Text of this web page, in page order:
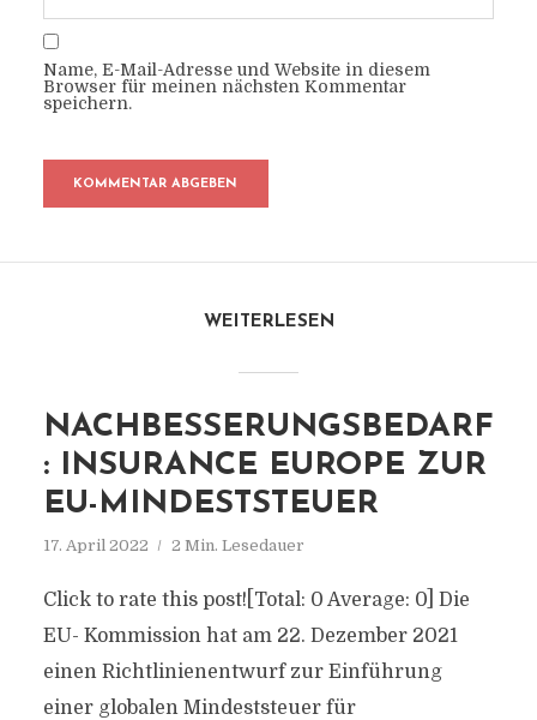
Name, E-Mail-Adresse und Website in diesem
Browser für meinen nächsten Kommentar
speichern.
WEITERLESEN
NACHBESSERUNGSBEDARF
: INSURANCE EUROPE ZUR
EU-MINDESTSTEUER
17. April 2022 2 Min. Lesedauer
Click to rate this post![Total: 0 Average: 0] Die
EU- Kommission hat am 22. Dezember 2021
einen Richtlinienentwurf zur Einführung
einer globalen Mindeststeuer für